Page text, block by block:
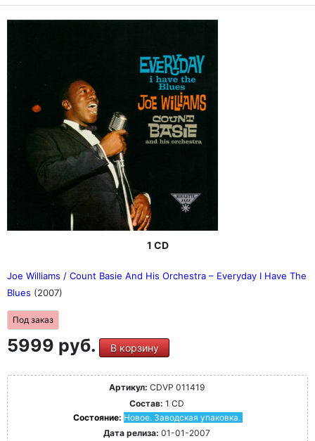
1 CD
Joe Williams / Count Basie And His Orchestra – Everyday I Have The
Blues (2007)
Под заказ
5999 руб. В корзину
Артикул: CDVP 011419
Состав: 1 CD
Состояние: Новое. Заводская упаковка.
Дата релиза: 01-01-2007